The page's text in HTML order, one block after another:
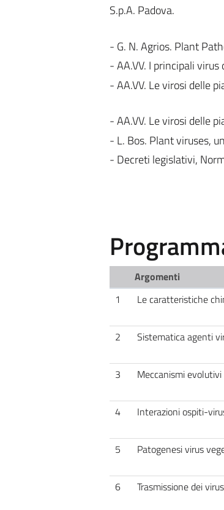
S.p.A. Padova.
- G. N. Agrios. Plant
- AA.VV. I principali
- AA.VV. Le virosi delle
- AA.VV. Le virosi delle
- L. Bos. Plant viruses,
- Decreti legislativi,
Argomenti
1
Le caratteristiche
2
Sistematica agenti
3
Meccanismi evolutivi
4
Interazioni ospiti-
5
Patogenesi virus
6
Trasmissione dei